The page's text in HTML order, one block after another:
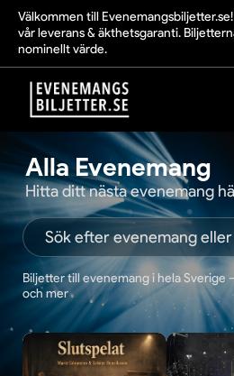
Välkommen till
vår leverans & äkthetsgaranti.
nominellt värde.
Alla Evenemang
Hitta ditt nästa evenemang
Biljetter till evenemang i hela Sverige
och mer